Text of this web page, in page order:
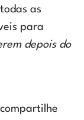
as
para
depois do